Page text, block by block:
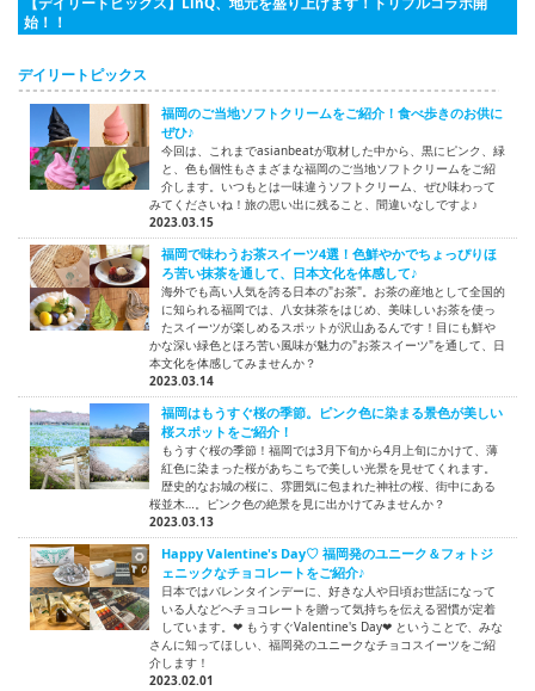
始！！
デイリートピックス
福岡のご当地ソフトクリームをご紹介！食べ歩きのお供に
ぜひ♪
今回は、これまでasianbeatが取材した中から、黒にピンク、緑
と、色も個性もさまざまな福岡のご当地ソフトクリームをご紹
介します。いつもとは一味違うソフトクリーム、ぜひ味わって
みてくださいね！旅の思い出に残ること、間違いなしですよ♪
2023.03.15
福岡で味わうお茶スイーツ4選！色鮮やかでちょっぴりほ
ろ苦い抹茶を通して、日本文化を体感して♪
海外でも高い人気を誇る日本の"お茶"。お茶の産地として全国的
に知られる福岡では、八女抹茶をはじめ、美味しいお茶を使っ
たスイーツが楽しめるスポットが沢山あるんです！目にも鮮や
かな深い緑色とほろ苦い風味が魅力の"お茶スイーツ"を通して、日
本文化を体感してみませんか？
2023.03.14
福岡はもうすぐ桜の季節。ピンク色に染まる景色が美しい
桜スポットをご紹介！
もうすぐ桜の季節！福岡では3月下旬から4月上旬にかけて、薄
紅色に染まった桜があちこちで美しい光景を見せてくれます。
歴史的なお城の桜に、雰囲気に包まれた神社の桜、街中にある
桜並木…。ピンク色の絶景を見に出かけてみませんか？
2023.03.13
Happy Valentine's Day♡ 福岡発のユニーク＆フォトジ
ェニックなチョコレートをご紹介♪
日本ではバレンタインデーに、好きな人や日頃お世話になって
いる人などへチョコレートを贈って気持ちを伝える習慣が定着
しています。❤ もうすぐValentine's Day❤ ということで、みな
さんに知ってほしい、福岡発のユニークなチョコスイーツをご紹
介します！
2023.02.01